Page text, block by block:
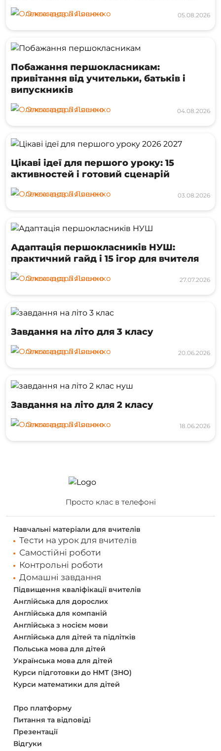
Олександра Ляшенко 05.08.2026
Побажання першокласникам:
привітання від учительки, батьків і
випускників
Олександра Ляшенко 04.08.2026
Цікаві ідеї для першого уроку: 15
активностей і готовий сценарій
Олександра Ляшенко 03.08.2026
Адаптація першокласників НУШ:
практичний гайд і 15 ігор для вчителя
Олександра Ляшенко 27.07.2026
Завдання на літо для 3 класу
Олександра Ляшенко 20.06.2026
Завдання на літо для 2 класу
Олександра Ляшенко 18.06.2026
Просто клас в телефоні
Навчальні матеріали для вчителів
Тести на урок для вчителів
Самостійні роботи
Контрольні роботи
Домашні завдання
Підвищення кваліфікації вчителів
Англійська для дорослих
Англійська для компаній
Англійська з носієм мови
Англійська для дітей та підлітків
Польська мова для дітей
Українська мова для дітей
Курси підготовки до НМТ (ЗНО)
Курси математики для дітей
Про платформу
Питання та відповіді
Презентації
Відгуки